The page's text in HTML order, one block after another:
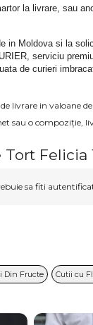
la livrare, sau
in Moldova si la
serviciu
de curieri
livrare in valoane
sau o compoziție,
Felicia
sa fiti
Din Fructe Cutii cu